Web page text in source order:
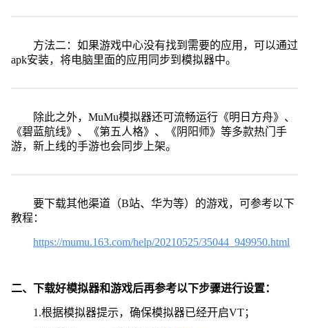
方法二：如果游戏中心没有找到需要的应用，可以通过
apk安装，将电脑里面的应用同步到模拟器中。
除此之外，MuMu模拟器还可流畅运行《明日方舟》、
《碧蓝航线》、《第五人格》、《阴阳师》等多款热门手
游，新上线的手游也会同步上架。
要下载其他渠道（B站、华为等）的游戏，可参考以下
教程：
https://mumu.163.com/help/20210525/35044_949950.html
二、下载好模拟器和游戏后再参考以下步骤进行设置：
1.根据模拟器提示，确保模拟器已经开启VT；